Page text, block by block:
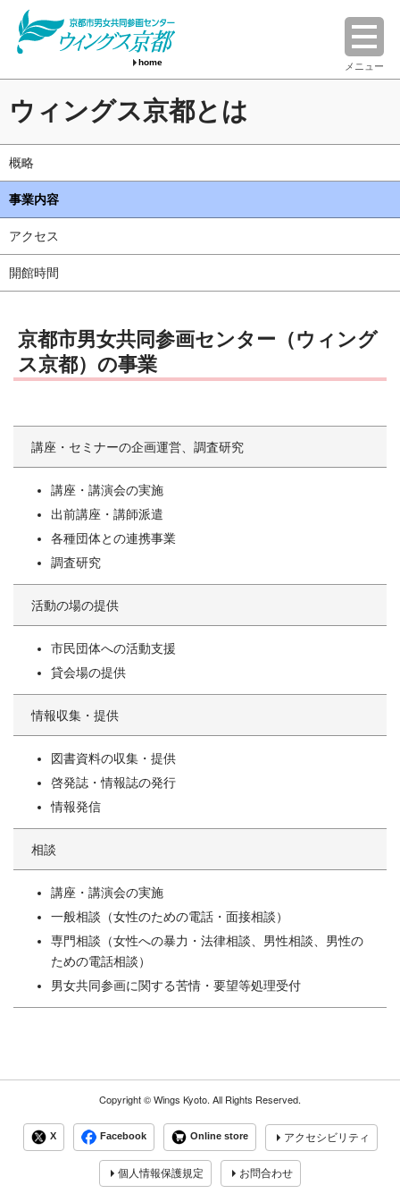
home メニュー
ウィングス京都とは
概略
事業内容
アクセス
開館時間
京都市男女共同参画センター（ウィング
ス京都）の事業
講座・セミナーの企画運営、調査研究
講座・講演会の実施
出前講座・講師派遣
各種団体との連携事業
調査研究
活動の場の提供
市民団体への活動支援
貸会場の提供
情報収集・提供
図書資料の収集・提供
啓発誌・情報誌の発行
情報発信
相談
講座・講演会の実施
一般相談（女性のための電話・面接相談）
専門相談（女性への暴力・法律相談、男性相談、男性の
ための電話相談）
男女共同参画に関する苦情・要望等処理受付
Copyright ©Wings Kyoto. All Rights Reserved.
X Facebook Online store アクセシビリティ
個人情報保護規定 お問合わせ